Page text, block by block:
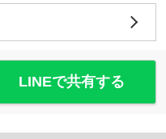
LINEで共有する